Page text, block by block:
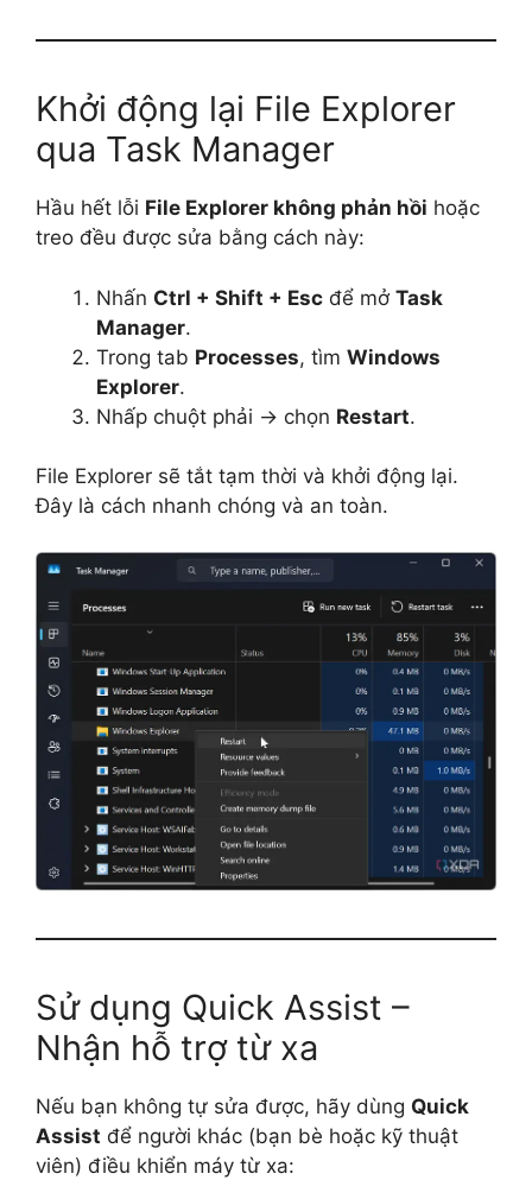
Khởi động lại File Explorer
qua Task Manager
Hầu hết lỗi File Explorer không phản hồi hoặc
treo đều được sửa bằng cách này:
Nhấn Ctrl + Shift + Esc để mở Task
Manager.
Trong tab Processes, tìm Windows
Explorer.
Nhấp chuột phải → chọn Restart.
File Explorer sẽ tắt tạm thời và khởi động lại.
Đây là cách nhanh chóng và an toàn.
Sử dụng Quick Assist –
Nhận hỗ trợ từ xa
Nếu bạn không tự sửa được, hãy dùng Quick
Assist để người khác (bạn bè hoặc kỹ thuật
viên) điều khiển máy từ xa: